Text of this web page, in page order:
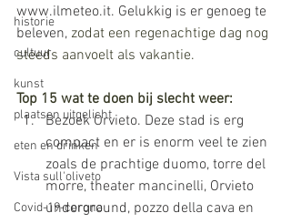
historie
cultuur
kunst
plaatsen uitgelicht
eten en drinken
Vista sull'oliveto
Covid-19-corona
www.ilmeteo.it. Gelukkig is er genoeg te
beleven, zodat een regenachtige dag nog
steeds aanvoelt als vakantie.
Top 15 wat te doen bij slecht weer:
Bezoek Orvieto. Deze stad is erg
compact en er is enorm veel te zien
zoals de prachtige duomo, torre del
morre, theater mancinelli, Orvieto
underground, pozzo della cava en